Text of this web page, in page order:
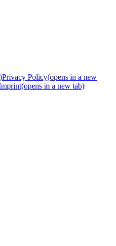
Privacy Policy(opens in a new
(opens in a new tab)